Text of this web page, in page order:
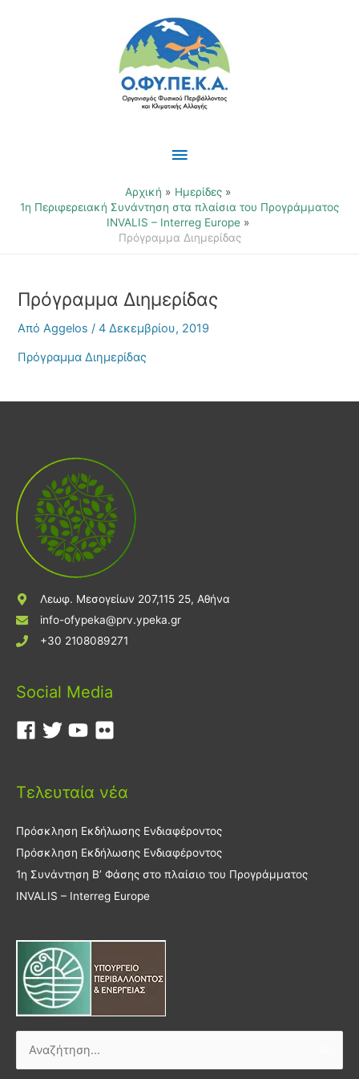
Κύριο
Μενού
Αρχική
Ημερίδες
1η Περιφερειακή Συνάντηση στα πλαίσια του Προγράμματος
INVALIS – Interreg Europe
Πρόγραμμα Διημερίδας
Πρόγραμμα Διημερίδας
ΑπόAggelos/4 Δεκεμβρίου, 2019
Πρόγραμμα Διημερίδας
Λεωφ. Μεσογείων 207,115 25, Αθήνα
info-ofypeka@prv.ypeka.gr
+30 2108089271
Social Media
Τελευταία νέα
Πρόσκληση Εκδήλωσης Ενδιαφέροντος
Πρόσκληση Εκδήλωσης Ενδιαφέροντος
1η Συνάντηση Β’ Φάσης στο πλαίσιο του Προγράμματος
INVALIS – Interreg Europe
Αναζήτηση